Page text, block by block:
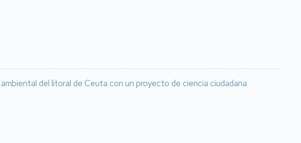
del litoral de Ceuta con un proyecto de ciencia ciudadana